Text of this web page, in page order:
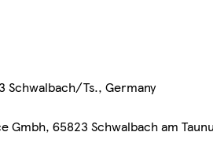
Schwalbach/Ts., Germany
Gmbh, 65823 Schwalbach am